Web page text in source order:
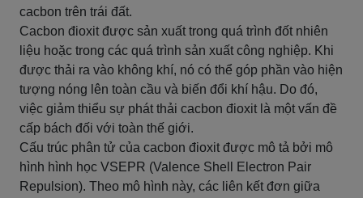
cacbon trên trái đất.
Cacbon đioxit được sản xuất trong quá trình đốt nhiên
liệu hoặc trong các quá trình sản xuất công nghiệp. Khi
được thải ra vào không khí, nó có thể góp phần vào hiện
tượng nóng lên toàn cầu và biến đổi khí hậu. Do đó,
việc giảm thiểu sự phát thải cacbon đioxit là một vấn đề
cấp bách đối với toàn thế giới.
Cấu trúc phân tử của cacbon đioxit được mô tả bởi mô
hình hình học VSEPR (Valence Shell Electron Pair
Repulsion). Theo mô hình này, các liên kết đơn giữa